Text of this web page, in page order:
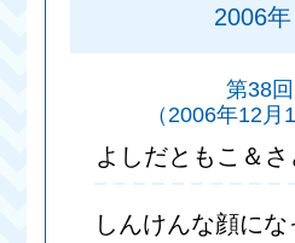
2006年
第38回
（2006年12月
よしだともこ＆
しんけんな顔に